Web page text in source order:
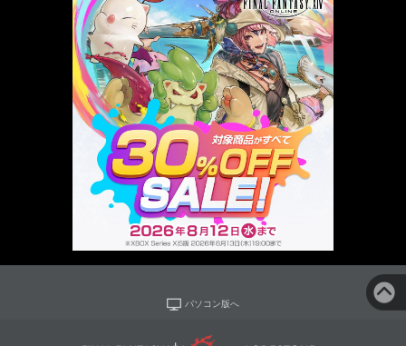
パソコン版へ